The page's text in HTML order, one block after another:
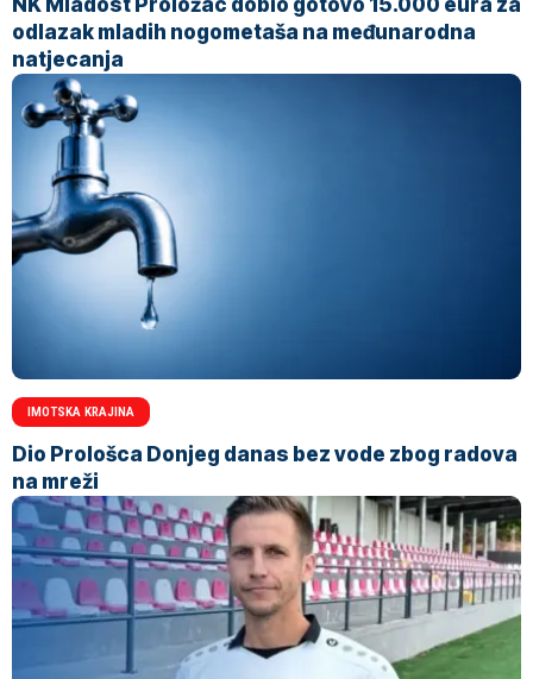
NK Mladost Proložac dobio gotovo 15.000 eura za
odlazak mladih nogometaša na međunarodna
natjecanja
IMOTSKA KRAJINA
Dio Prološca Donjeg danas bez vode zbog radova
na mreži